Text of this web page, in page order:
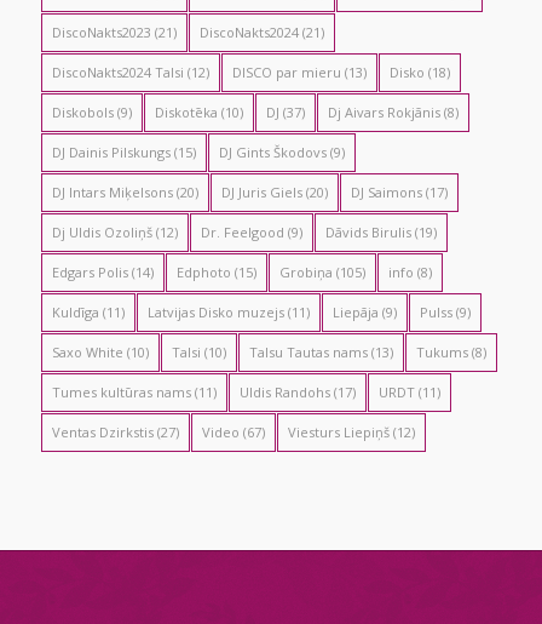
DiscoNakts2023 (21) DiscoNakts2024(21)
DiscoNakts2024 Talsi (12) DISCO par mieru (13) Disko (18)
Diskobols(9) Diskotēka (10) DJ (37) Dj Aivars Rokjānis(8)
DJ Dainis Pilskungs(15) DJ Gints Škodovs(9)
DJ Intars Miķelsons(20) DJ Juris Giels(20) DJ Saimons(17)
Dj Uldis Ozoliņš(12) Dr. Feelgood (9) Dāvids Birulis(19)
Edgars Polis(14) Edphoto (15) Grobiņa (105) info (8)
Kuldīga (11) Latvijas Disko muzejs(11) Liepāja (9) Pulss(9)
Saxo White (10) Talsi (10) Talsu Tautas nams(13) Tukums(8)
Tumes kultūras nams(11) Uldis Randohs(17) URDT(11)
Ventas Dzirkstis(27) Video (67) Viesturs Liepiņš(12)